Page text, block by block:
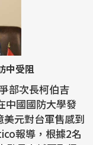
中受阻
部次長柯伯吉
中國國防大學發
元對台軍售感到